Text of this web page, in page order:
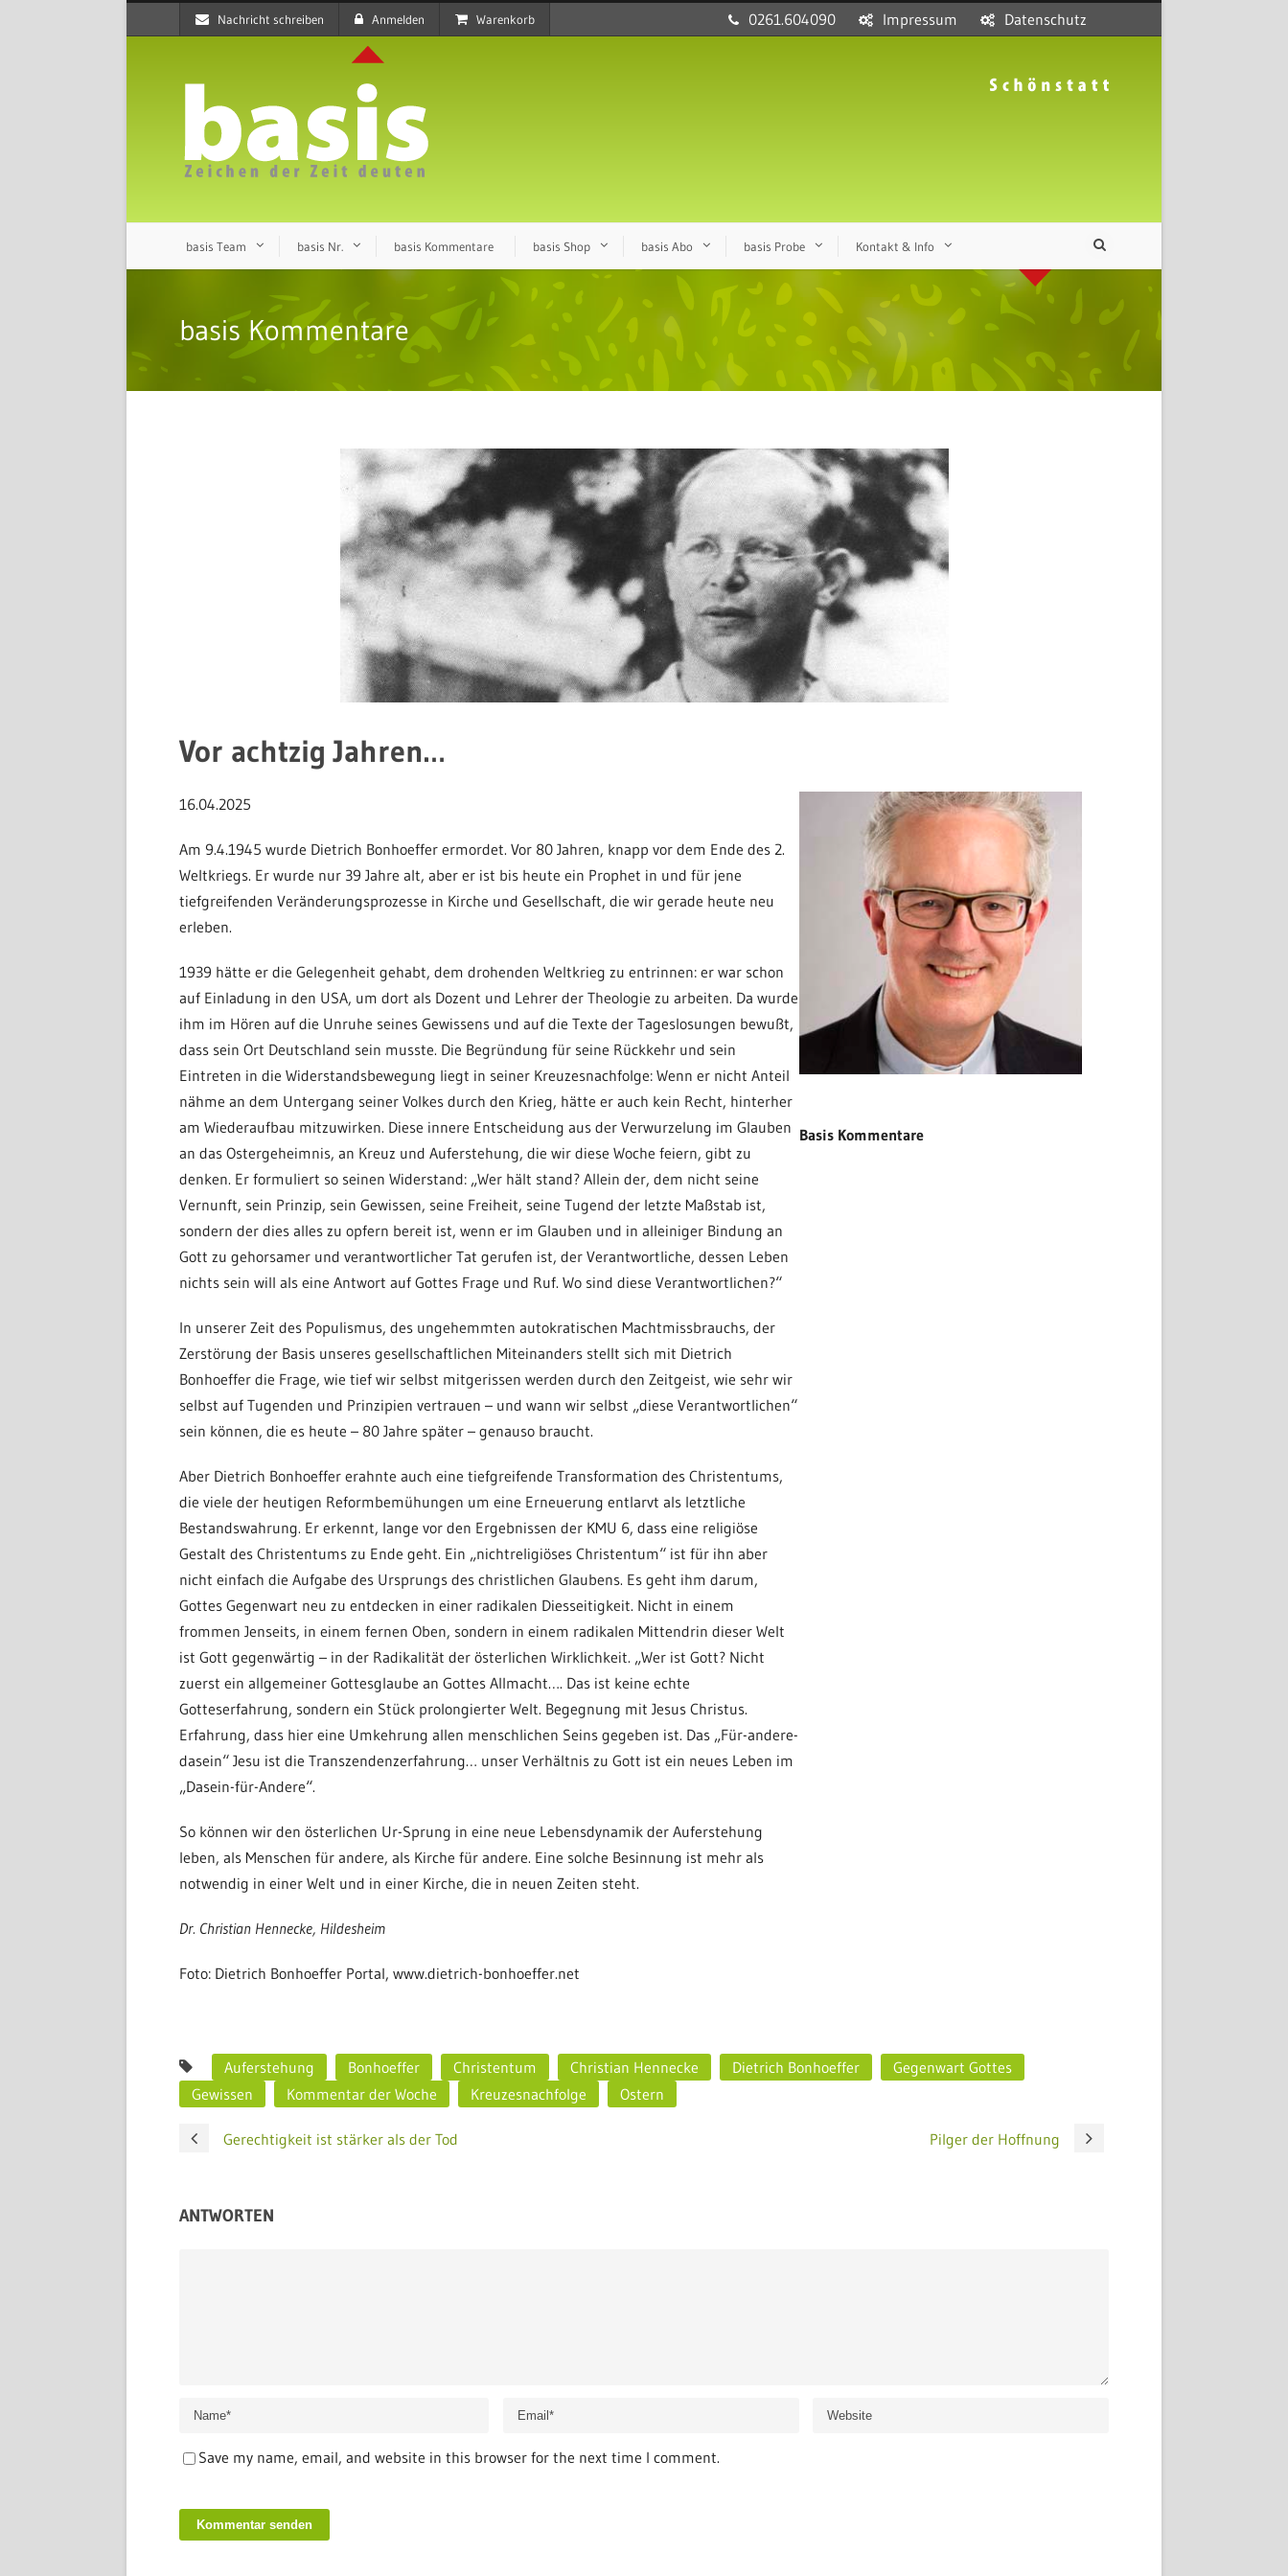
Nachricht schreiben Anmelden Warenkorb 0261.604090 Impressum Datenschutz
basis Team basis Nr. basis Kommentare basis Shop basis Abo basis Probe Kontakt & Info
basis Kommentare
Vor achtzig Jahren…
16.04.2025
Am 9.4.1945 wurde Dietrich Bonhoeffer ermordet. Vor 80 Jahren, knapp vor dem Ende des 2.
Weltkriegs. Er wurde nur 39 Jahre alt, aber er ist bis heute ein Prophet in und für jene
tiefgreifenden Veränderungsprozesse in Kirche und Gesellschaft, die wir gerade heute neu
erleben.
1939 hätte er die Gelegenheit gehabt, dem drohenden Weltkrieg zu entrinnen: er war schon
auf Einladung in den USA, um dort als Dozent und Lehrer der Theologie zu arbeiten. Da wurde
ihm im Hören auf die Unruhe seines Gewissens und auf die Texte der Tageslosungen bewußt,
dass sein Ort Deutschland sein musste. Die Begründung für seine Rückkehr und sein
Eintreten in die Widerstandsbewegung liegt in seiner Kreuzesnachfolge: Wenn er nicht Anteil
nähme an dem Untergang seiner Volkes durch den Krieg, hätte er auch kein Recht, hinterher
am Wiederaufbau mitzuwirken. Diese innere Entscheidung aus der Verwurzelung im Glauben
an das Ostergeheimnis, an Kreuz und Auferstehung, die wir diese Woche feiern, gibt zu
denken. Er formuliert so seinen Widerstand: „Wer hält stand? Allein der, dem nicht seine
Vernunft, sein Prinzip, sein Gewissen, seine Freiheit, seine Tugend der letzte Maßstab ist,
sondern der dies alles zu opfern bereit ist, wenn er im Glauben und in alleiniger Bindung an
Gott zu gehorsamer und verantwortlicher Tat gerufen ist, der Verantwortliche, dessen Leben
nichts sein will als eine Antwort auf Gottes Frage und Ruf. Wo sind diese Verantwortlichen?“
In unserer Zeit des Populismus, des ungehemmten autokratischen Machtmissbrauchs, der
Zerstörung der Basis unseres gesellschaftlichen Miteinanders stellt sich mit Dietrich
Bonhoeffer die Frage, wie tief wir selbst mitgerissen werden durch den Zeitgeist, wie sehr wir
selbst auf Tugenden und Prinzipien vertrauen – und wann wir selbst „diese Verantwortlichen“
sein können, die es heute – 80 Jahre später – genauso braucht.
Aber Dietrich Bonhoeffer erahnte auch eine tiefgreifende Transformation des Christentums,
die viele der heutigen Reformbemühungen um eine Erneuerung entlarvt als letztliche
Bestandswahrung. Er erkennt, lange vor den Ergebnissen der KMU 6, dass eine religiöse
Gestalt des Christentums zu Ende geht. Ein „nichtreligiöses Christentum“ ist für ihn aber
nicht einfach die Aufgabe des Ursprungs des christlichen Glaubens. Es geht ihm darum,
Gottes Gegenwart neu zu entdecken in einer radikalen Diesseitigkeit. Nicht in einem
frommen Jenseits, in einem fernen Oben, sondern in einem radikalen Mittendrin dieser Welt
ist Gott gegenwärtig – in der Radikalität der österlichen Wirklichkeit. „Wer ist Gott? Nicht
zuerst ein allgemeiner Gottesglaube an Gottes Allmacht…. Das ist keine echte
Gotteserfahrung, sondern ein Stück prolongierter Welt. Begegnung mit Jesus Christus.
Erfahrung, dass hier eine Umkehrung allen menschlichen Seins gegeben ist. Das „Für-andere-
dasein“ Jesu ist die Transzendenzerfahrung… unser Verhältnis zu Gott ist ein neues Leben im
„Dasein-für-Andere“.
So können wir den österlichen Ur-Sprung in eine neue Lebensdynamik der Auferstehung
leben, als Menschen für andere, als Kirche für andere. Eine solche Besinnung ist mehr als
notwendig in einer Welt und in einer Kirche, die in neuen Zeiten steht.
Dr. Christian Hennecke, Hildesheim
Foto: Dietrich Bonhoeffer Portal, www.dietrich-bonhoeffer.net
Basis Kommentare
Auferstehung Bonhoeffer Christentum Christian Hennecke Dietrich Bonhoeffer
Gegenwart Gottes
Gewissen
Kommentar der Woche Kreuzesnachfolge Ostern
Gerechtigkeit ist stärker als der Tod Pilger der Hoffnung
ANTWORTEN
Save my name, email, and website in this browser for the next time I comment.